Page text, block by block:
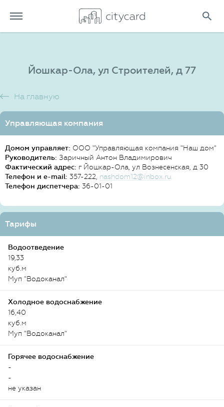
Йошкар-Ола, ул Строителей, д 77
На главную
Управляющая компания
Домом управляет: ООО "Управляющая компания "Наш дом"
Руководитель: Заричный Антон Владимирович
Фактический адрес: г Йошкар-Ола, ул Вознесенская, д 30
Телефон и e-mail: 357-222, nashdom12@inbox.ru
Телефон диспетчера: 36-01-01
Тарифы
Водоотведение
19,33
куб.м
Муп "Водоканал"
Холодное водоснабжение
16,40
куб.м
Муп "Водоканал"
Горячее водоснабжение
-
-
не указан